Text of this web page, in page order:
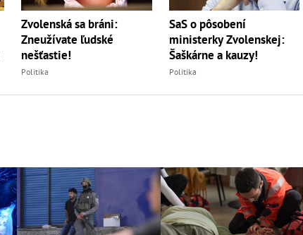
Zvolenská sa bráni:
Zneužívate ľudské
nešťastie!
Politika
SaS o pôsobení
ministerky Zvolenskej:
Šaškárne a kauzy!
Politika